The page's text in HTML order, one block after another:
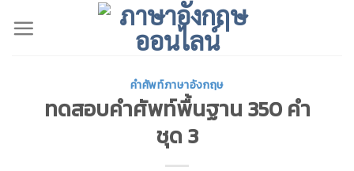
คำศัพท์ภาษาอังกฤษ
ทดสอบคำศัพท์พื้นฐาน 350 คำ
ชุด 3